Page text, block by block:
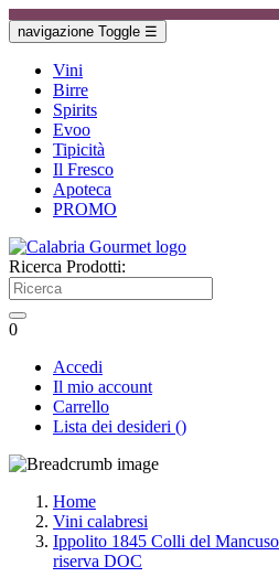
navigazione Toggle ☰
Vini
Birre
Spirits
Evoo
Tipicità
Il Fresco
Apoteca
PROMO
Ricerca Prodotti:
0
Accedi
Il mio account
Carrello
Lista dei desideri ()
Home
Vini calabresi
Ippolito 1845 Colli del
riserva DOC